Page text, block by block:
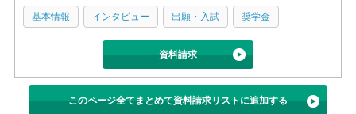
基本情報 インタビュー 出願・入試 奨学金
資料請求
このページ全てまとめて資料請求リストに追加する